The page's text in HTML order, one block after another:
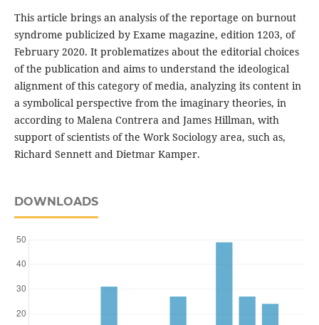
This article brings an analysis of the reportage on burnout
syndrome publicized by Exame magazine, edition 1203, of
February 2020. It problematizes about the editorial choices
of the publication and aims to understand the ideological
alignment of this category of media, analyzing its content in
a symbolical perspective from the imaginary theories, in
according to Malena Contrera and James Hillman, with
support of scientists of the Work Sociology area, such as,
Richard Sennett and Dietmar Kamper.
DOWNLOADS